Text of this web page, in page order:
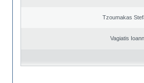
Tzoumakas
Vagiatis